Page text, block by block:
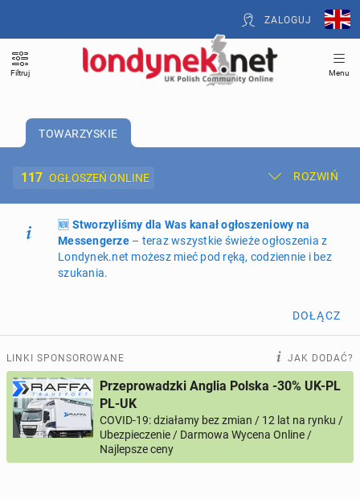
ZALOGUJ
Filtruj Menu
TOWARZYSKIE
117 OGŁOSZEŃ ONLINE ROZWIŃ
Dodaj ogłoszenie Moje ogłoszenia
Oferta i cennik ogłoszeń
ogłoszenia online
PROFILE KANDYDATÓW 305 profili online
USŁUGI 166ogłoszeń online
🆕 Stworzyliśmy dla Was kanał ogłoszeniowy na
Messengerze– teraz wszystkie świeże ogłoszenia z
Londynek.net możesz mieć pod ręką, codziennie i bez
szukania.
DOŁĄCZ
LINKI SPONSOROWANE JAK DODAĆ?
Przeprowadzki Anglia Polska -30% UK-PL
PL-UK
COVID-19: działamy bez zmian / 12 lat na rynku /
Ubezpieczenie / Darmowa Wycena Online /
Najlepsze ceny